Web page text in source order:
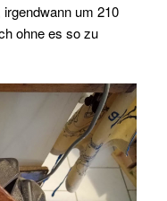
um 210
ohne es so zu